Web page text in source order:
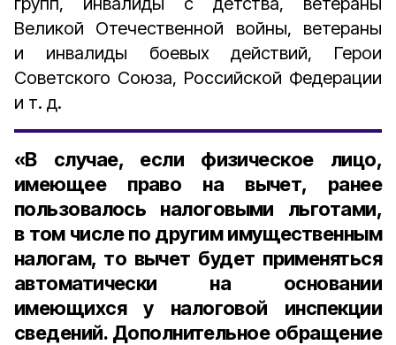
Великой Отечественной войны, ветераны
и инвалиды боевых действий, Герои
Советского Союза, Российской Федерации
и т. д.
«В случае, если физическое лицо,
имеющее право на вычет, ранее
пользовалось налоговыми льготами,
в том числе по другим имущественным
налогам, то вычет будет применяться
автоматически на основании
имеющихся у налоговой инспекции
сведений. Дополнительное обращение